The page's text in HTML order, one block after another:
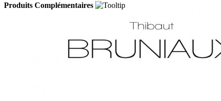
Produits Complémentaires